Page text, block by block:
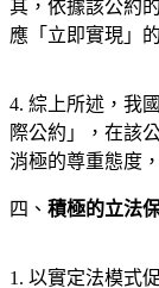
其，依據該公約
應「立即實現」
4. 綜上所述，我
際公約」，在該
消極的尊重態度
四、 積極的立法
1. 以實定法模式